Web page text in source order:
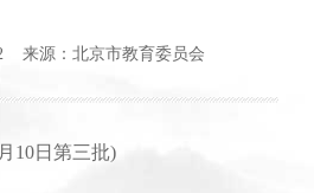
来源：北京市教育委员会
10日第三批)